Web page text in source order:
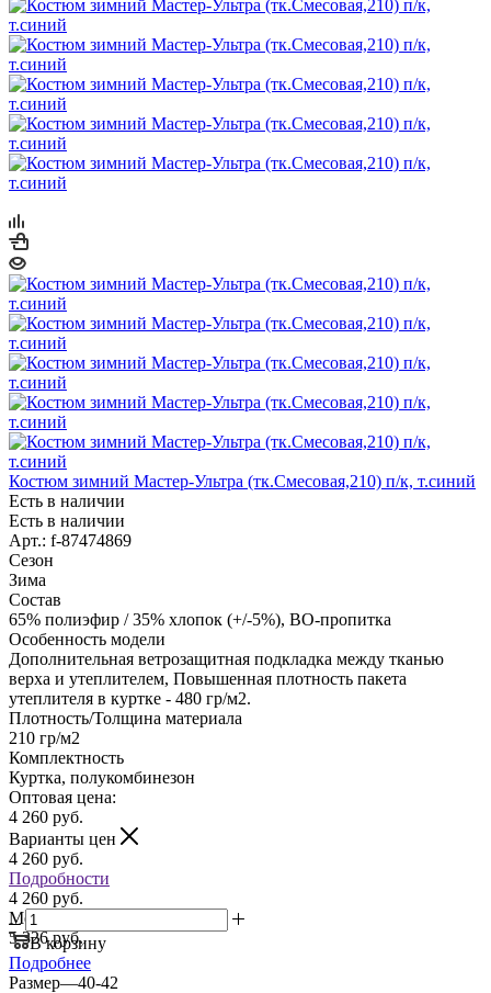
Костюм зимний Мастер-Ультра (тк.Смесовая,210) п/к, т.синий
Есть в наличии
Есть в наличии
Арт.: f-87474869
Сезон
Зима
Состав
65% полиэфир / 35% хлопок (+/-5%), ВО-пропитка
Особенность модели
Дополнительная ветрозащитная подкладка между тканью
верха и утеплителем, Повышенная плотность пакета
утеплителя в куртке - 480 гр/м2.
Плотность/Толщина материала
210 гр/м2
Комплектность
Куртка, полукомбинезон
Оптовая цена:
4 260 руб.
Варианты цен
4 260 руб.
Подробности
4 260 руб.
Мелкий опт:
5 326 руб.
В корзину
Подробнее
Размер—40-42